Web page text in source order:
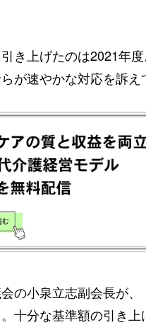
き上げたのは2021年
が速やかな対応を訴え
の小泉立志副会長が
十分な基準額の引き